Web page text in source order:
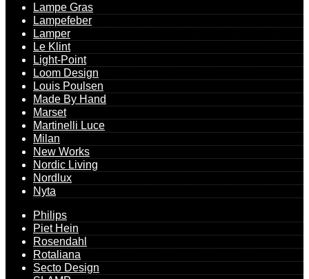
Lampe Gras
Lampefeber
Lamper
Le Klint
Light-Point
Loom Design
Louis Poulsen
Made By Hand
Marset
Martinelli Luce
Milan
New Works
Nordic Living
Nordlux
Nyta
Philips
Piet Hein
Rosendahl
Rotaliana
Secto Design